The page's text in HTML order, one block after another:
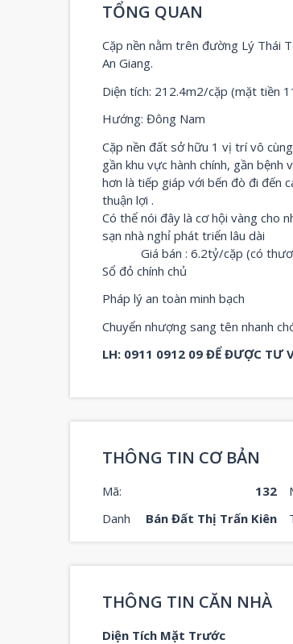
TỔNG QUAN
Cặp nền nằm trên đường Lý Thái
An Giang.
Diện tích: 212.4m2/cặp (mặt tiền
Hướng: Đông Nam
Cặp nền đất sở hữu 1 vị trí vô
gần khu vực hành chính, gần
hơn là tiếp giáp với bến đò đi đến
thuận lợi .
Có thể nói đây là cơ hội vàng cho
sạn nhà nghỉ phát triển lâu dài
Giá bán : 6.2tỷ/cặp (có
Sổ đỏ chính chủ
Pháp lý an toàn minh bạch
Chuyển nhượng sang tên nhanh
LH: 0911 0912 09 ĐỂ ĐƯỢC TƯ
THÔNG TIN CƠ BẢN
Mã:
132
Danh
Bán Đất Thị Trấn Kiên
THÔNG TIN CĂN NHÀ
Diện Tích Mặt Trước